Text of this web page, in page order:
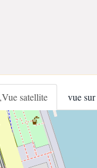
satellite vue